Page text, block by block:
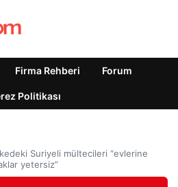
Firma Rehberi Forum
Politikası
Suriyeli mültecileri “evlerine
yetersiz”